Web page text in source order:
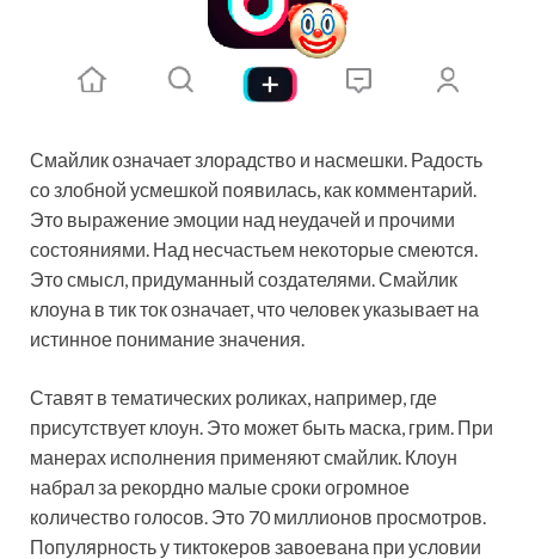
Смайлик означает злорадство и насмешки. Радость
со злобной усмешкой появилась, как комментарий.
Это выражение эмоции над неудачей и прочими
состояниями. Над несчастьем некоторые смеются.
Это смысл, придуманный создателями. Смайлик
клоуна в тик ток означает, что человек указывает на
истинное понимание значения.
Ставят в тематических роликах, например, где
присутствует клоун. Это может быть маска, грим. При
манерах исполнения применяют смайлик. Клоун
набрал за рекордно малые сроки огромное
количество голосов. Это 70 миллионов просмотров.
Популярность у тиктокеров завоевана при условии